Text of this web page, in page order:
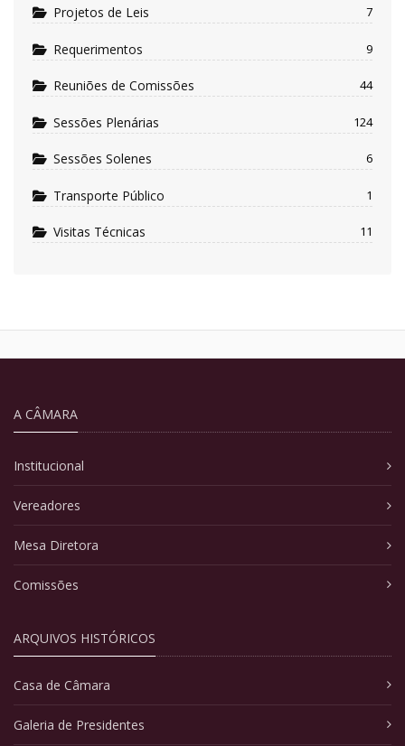
Projetos de Leis 7
Requerimentos 9
Reuniões de Comissões 44
Sessões Plenárias 124
Sessões Solenes 6
Transporte Público 1
Visitas Técnicas 11
A CÂMARA
Institucional
Vereadores
Mesa Diretora
Comissões
ARQUIVOS HISTÓRICOS
Casa de Câmara
Galeria de Presidentes